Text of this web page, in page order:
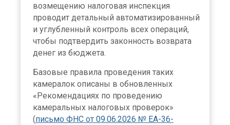
возмещению налоговая инспекция
проводит детальный автоматизированный
и углубленный контроль всех операций,
чтобы подтвердить законность возврата
денег из бюджета.
Базовые правила проведения таких
камералок описаны в обновленных
«Рекомендациях по проведению
камеральных налоговых проверок»
(письмо ФНС от 09.06.2026 № ЕА-36-